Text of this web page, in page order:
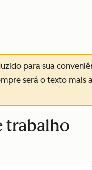
para sua
será o texto mais
trabalho